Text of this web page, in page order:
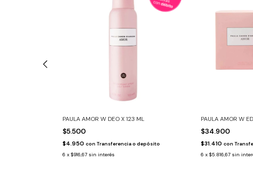
PAULA AMOR W DEO X 123 ML
$5.500
$4.950 con Transferencia o depósito
6 x $916,67 sin interés
PAULA AMOR W
$34.900
$31.410con
6 x$5.816,67 sin